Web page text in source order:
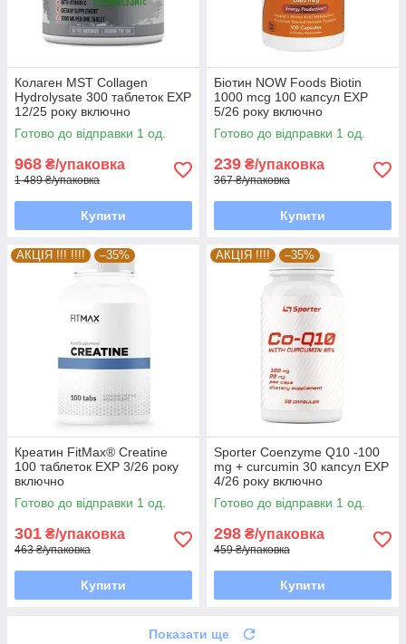
Колаген MST Сollagen
Hydrolysate 300 таблеток EXP
12/25 року включно
Готово до відправки 1 од.
968 ₴/упаковка
1 489 ₴/упаковка
Купити
Біотин NOW Foods Biotin
1000 mcg 100 капсул EXP
5/26 року включно
Готово до відправки 1 од.
239 ₴/упаковка
367 ₴/упаковка
Купити
АКЦІЯ !!! !!!! –35%
Креатин FitMax® Creatine
100 таблеток EXP 3/26 року
включно
Готово до відправки 1 од.
301 ₴/упаковка
463 ₴/упаковка
Купити
АКЦІЯ !!!! –35%
Sporter Coenzyme Q10 -100
mg + curcumin 30 капсул EXP
4/26 року включно
Готово до відправки 1 од.
298 ₴/упаковка
459 ₴/упаковка
Купити
Показати ще